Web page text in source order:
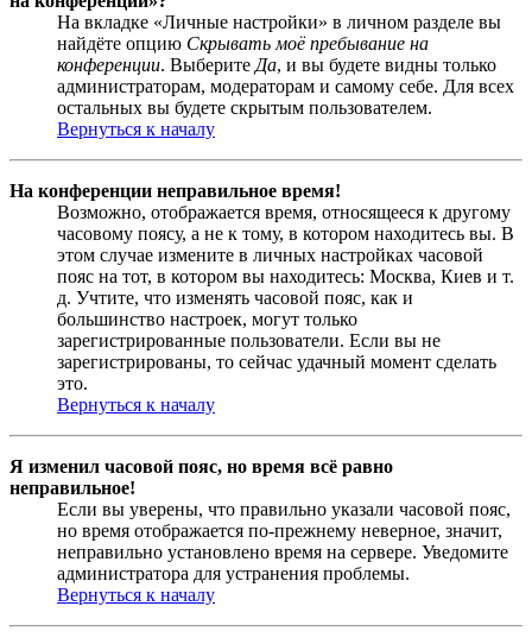
На вкладке «Личные настройки» в личном разделе вы
найдёте опцию Скрывать моё пребывание на
конференции. Выберите Да, и вы будете видны только
администраторам, модераторам и самому себе. Для всех
остальных вы будете скрытым пользователем.
Вернуться к началу
На конференции неправильное время!
Возможно, отображается время, относящееся к другому
часовому поясу, а не к тому, в котором находитесь вы. В
этом случае измените в личных настройках часовой
пояс на тот, в котором вы находитесь: Москва, Киев и т.
д. Учтите, что изменять часовой пояс, как и
большинство настроек, могут только
зарегистрированные пользователи. Если вы не
зарегистрированы, то сейчас удачный момент сделать
это.
Вернуться к началу
Я изменил часовой пояс, но время всё равно
неправильное!
Если вы уверены, что правильно указали часовой пояс,
но время отображается по-прежнему неверное, значит,
неправильно установлено время на сервере. Уведомите
администратора для устранения проблемы.
Вернуться к началу